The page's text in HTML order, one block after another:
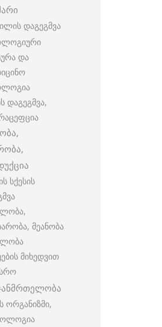
დაგეგმვა
და
დაგეგმვა,
სქესის
მეანობა
მიხედვით
ორგანიზმი,